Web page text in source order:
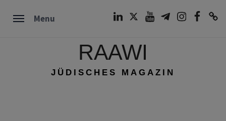
Menu
RAAWI
JÜDISCHES MAGAZIN